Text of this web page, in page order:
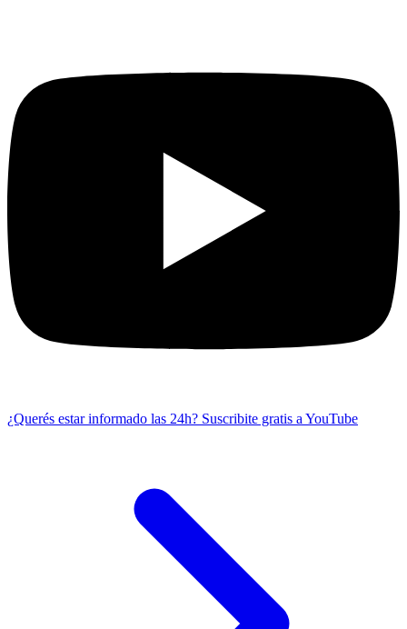
¿Querés estar informado las 24h? Suscribite gratis a YouTube